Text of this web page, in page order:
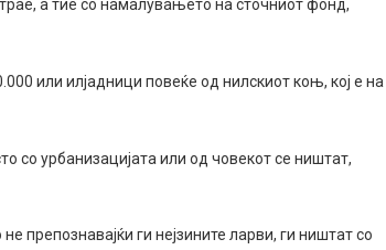
а тие со намалувањето на сточниот фонд,
или илјадници повеќе од нилскиот коњ, кој е на
со урбанизацијата или од човекот се ништат,
препознавајќи ги нејзините ларви, ги ништат со